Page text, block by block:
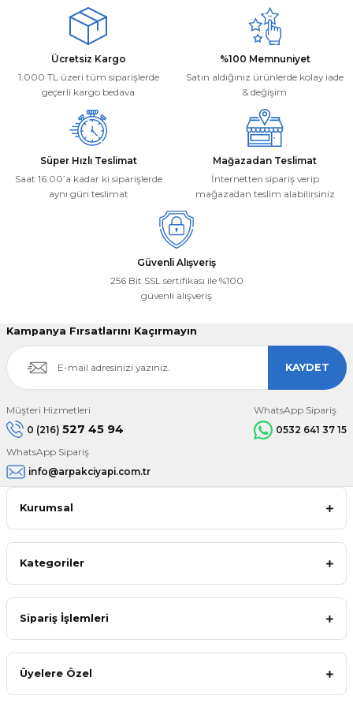
Ürün açıklamasında eksik bilgiler bulunuyor.
Ürün bilgilerinde hatalar bulunuyor.
Ürün fiyatı diğer sitelerden daha pahalı.
Bu ürüne benzer farklı alternatifler olmalı.
Mehmet Kayış | 17/02/2026
Deneyimini Paylaş
Ücretsiz Kargo
1.000 TL üzeri tüm siparişlerde
geçerli kargo bedava
%100 Memnuniyet
Satın aldığınız ürünlerde kolay iade
& değişim
Süper Hızlı Teslimat
Saat 16:00’a kadar ki siparişlerde
aynı gün teslimat
Mağazadan Teslimat
İnternetten sipariş verip
mağazadan teslim alabilirsiniz
Güvenli Alışveriş
256 Bit SSL sertifikası ile %100
güvenli alışveriş
Kampanya Fırsatlarını Kaçırmayın
KAYDET
Müşteri Hizmetleri
0 (216) 527 45 94
WhatsApp Sipariş
0532 641 37 15
WhatsApp Sipariş
info@arpakciyapi.com.tr
Kurumsal
Kategoriler
Sipariş İşlemleri
Üyelere Özel